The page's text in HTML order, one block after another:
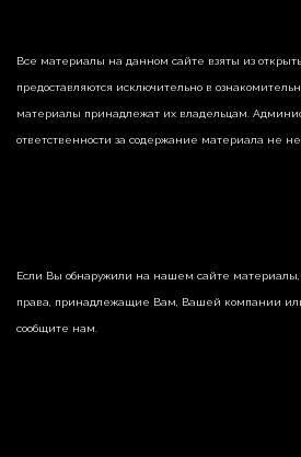
Все материалы на данном сайте взяты из
предоставляются исключительно в
материалы принадлежат их владельцам.
ответственности за содержание материала не
Если Вы обнаружили на нашем сайте материалы,
права, принадлежащие Вам, Вашей компании или
сообщите нам.